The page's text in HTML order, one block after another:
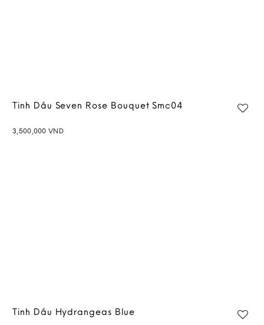
Tinh Dầu Seven Rose Bouquet Smc04
3,500,000 VND
Tinh Dầu Hydrangeas Blue